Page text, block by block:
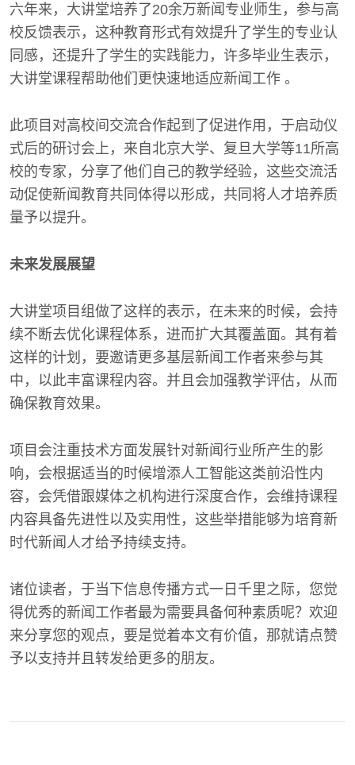
六年来，大讲堂培养了20余万新闻专业师生，参与高
校反馈表示，这种教育形式有效提升了学生的专业认
同感，还提升了学生的实践能力，许多毕业生表示，
大讲堂课程帮助他们更快速地适应新闻工作 。
此项目对高校间交流合作起到了促进作用，于启动仪
式后的研讨会上，来自北京大学、复旦大学等11所高
校的专家，分享了他们自己的教学经验，这些交流活
动促使新闻教育共同体得以形成，共同将人才培养质
量予以提升。
未来发展展望
大讲堂项目组做了这样的表示，在未来的时候，会持
续不断去优化课程体系，进而扩大其覆盖面。其有着
这样的计划，要邀请更多基层新闻工作者来参与其
中，以此丰富课程内容。并且会加强教学评估，从而
确保教育效果。
项目会注重技术方面发展针对新闻行业所产生的影
响，会根据适当的时候增添人工智能这类前沿性内
容，会凭借跟媒体之机构进行深度合作，会维持课程
内容具备先进性以及实用性，这些举措能够为培育新
时代新闻人才给予持续支持。
诸位读者，于当下信息传播方式一日千里之际，您觉
得优秀的新闻工作者最为需要具备何种素质呢？欢迎
来分享您的观点，要是觉着本文有价值，那就请点赞
予以支持并且转发给更多的朋友。